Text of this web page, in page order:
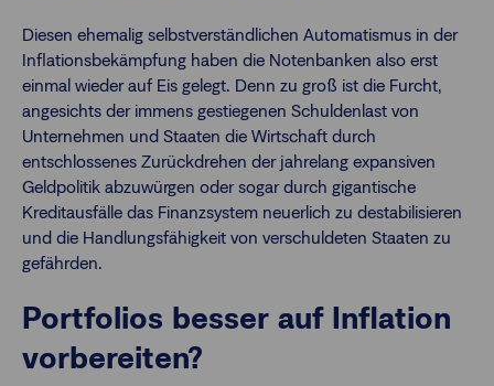
Diesen ehemalig selbstverständlichen Automatismus in der
Inflationsbekämpfung haben die Notenbanken also erst
einmal wieder auf Eis gelegt. Denn zu groß ist die Furcht,
angesichts der immens gestiegenen Schuldenlast von
Unternehmen und Staaten die Wirtschaft durch
entschlossenes Zurückdrehen der jahrelang expansiven
Geldpolitik abzuwürgen oder sogar durch gigantische
Kreditausfälle das Finanzsystem neuerlich zu destabilisieren
und die Handlungsfähigkeit von verschuldeten Staaten zu
gefährden.
Portfolios besser auf Inflation
vorbereiten?